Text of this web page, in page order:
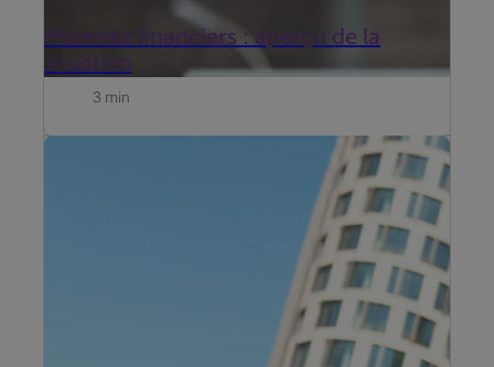
Marchés financiers : aperçu de la
situation
3 min
Beobank s’est intéressé aux freins qui entourent
l’investissement et propose dès maintenant
Beobank Smart Invest. Découvrez le témoignage de
Roel de Buyser, Invest Advisory chez Beobank.